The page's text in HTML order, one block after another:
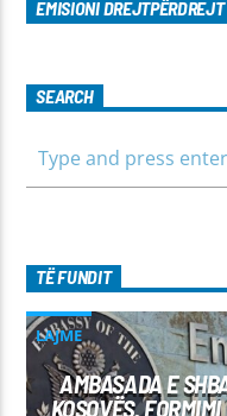
EMISIONI DREJTPËRDREJT
SEARCH
TË FUNDIT
LAJME
AMBASADA E
KOSOVËS,